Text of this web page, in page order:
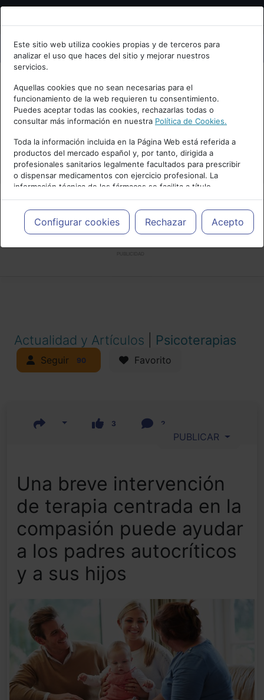
Bienvenid@ a psiquiatria.com
Escribe tu Email
Accede o regístrate con tu email.
Cancelar
Este sitio web utiliza cookies propias y de terceros para
analizar el uso que haces del sitio y mejorar nuestros
servicios.
Aquellas cookies que no sean necesarias para el
funcionamiento de la web requieren tu consentimiento.
Puedes aceptar todas las cookies, rechazarlas todas o
consultar más información en nuestra Política de Cookies.
Toda la información incluida en la Página Web está referida a
productos del mercado español y, por tanto, dirigida a
profesionales sanitarios legalmente facultados para prescribir
o dispensar medicamentos con ejercicio profesional. La
información técnica de los fármacos se facilita a título
meramente informativo, siendo responsabilidad de los
profesionales facultados prescribir medicamentos y decidir, en
cada caso concreto, el tratamiento más adecuado a las
necesidades del paciente.
Configurar cookies Rechazar Acepto
Actualidad y Artículos Psicoterapias
Seguir 90 Favorito
3 2
PUBLICAR
Una breve intervención
de terapia centrada en la
compasión puede ayudar
a los padres autocríticos
y a sus hijos